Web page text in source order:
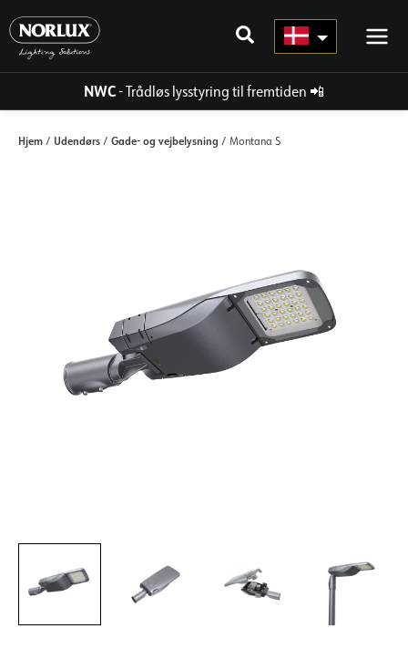
indhold
NWC- Trådløs lysstyring til fremtiden 📲
Hjem / Udendørs / Gade- og vejbelysning / Montana S